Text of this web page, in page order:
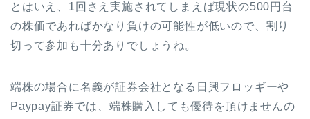
とはいえ、1回さえ実施されてしまえば現状の500円台
の株価であればかなり負けの可能性が低いので、割り
切って参加も十分ありでしょうね。
端株の場合に名義が証券会社となる日興フロッギーや
Paypay証券では、端株購入しても優待を頂けませんの